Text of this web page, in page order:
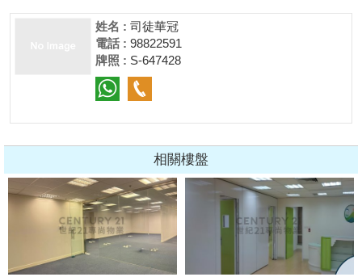
姓名 : 司徒華冠
電話 : 98822591
牌照 : S-647428
相關樓盤